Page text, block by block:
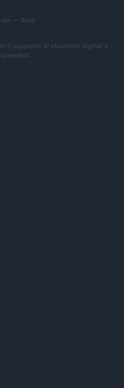
— Italia
il supporto di strumenti digitali e